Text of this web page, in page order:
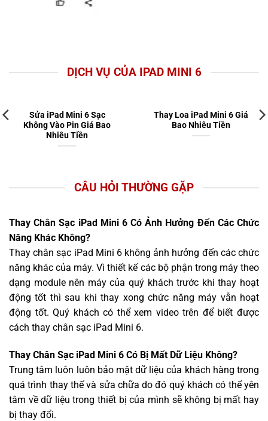
DỊCH VỤ CỦA IPAD MINI 6
Sửa iPad Mini 6 Sạc
Không Vào Pin Giá Bao
Nhiêu Tiền
Thay Loa iPad Mini 6 Giá
Bao Nhiêu Tiền
CÂU HỎI THƯỜNG GẶP
Thay Chân Sạc iPad Mini 6 Có Ảnh Hưởng Đến Các Chức
Năng Khác Không?
Thay chân sạc iPad Mini 6 không ảnh hưởng đến các chức
năng khác của máy. Vì thiết kế các bộ phận trong máy theo
dạng module nên máy của quý khách trước khi thay hoạt
động tốt thì sau khi thay xong chức năng máy vẫn hoạt
động tốt. Quý khách có thể xem video trên để biết được
cách thay chân sạc iPad Mini 6.
Thay Chân Sạc iPad Mini 6 Có Bị Mất Dữ Liệu Không?
Trung tâm luôn luôn bảo mật dữ liệu của khách hàng trong
quá trình thay thế và sửa chữa do đó quý khách có thể yên
tâm về dữ liệu trong thiết bị của mình sẽ không bị mất hay
bị thay đổi.